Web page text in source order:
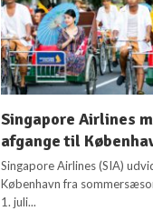
Singapore Airlines
afgange til
Singapore Airlines (SIA)
København fra
1. juli...